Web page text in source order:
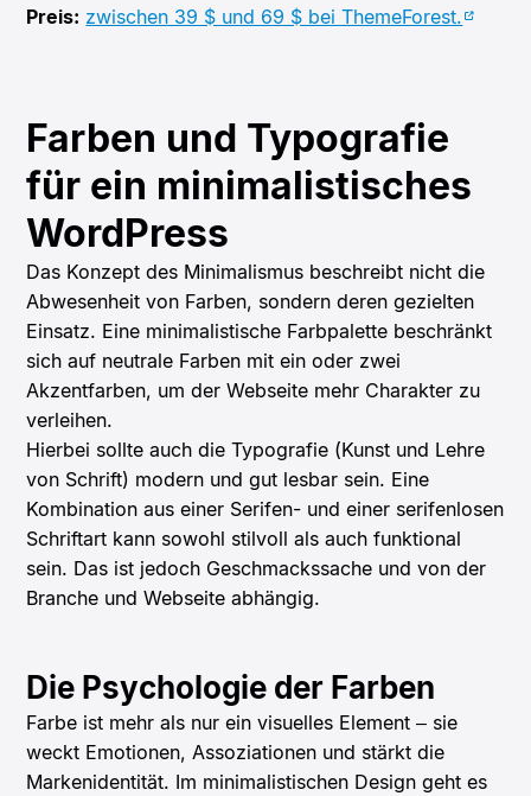
Preis: zwischen 39 $ und 69 $ bei ThemeForest.
Farben und Typografie
für ein minimalistisches
WordPress
Das Konzept des Minimalismus beschreibt nicht die
Abwesenheit von Farben, sondern deren gezielten
Einsatz. Eine minimalistische Farbpalette beschränkt
sich auf neutrale Farben mit ein oder zwei
Akzentfarben, um der Webseite mehr Charakter zu
verleihen.
Hierbei sollte auch die Typografie (Kunst und Lehre
von Schrift) modern und gut lesbar sein. Eine
Kombination aus einer Serifen- und einer serifenlosen
Schriftart kann sowohl stilvoll als auch funktional
sein. Das ist jedoch Geschmackssache und von der
Branche und Webseite abhängig.
Die Psychologie der Farben
Farbe ist mehr als nur ein visuelles Element – sie
weckt Emotionen, Assoziationen und stärkt die
Markenidentität. Im minimalistischen Design geht es